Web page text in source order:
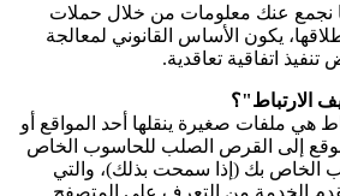
نجمع عنك معلومات من خلال حملات
يكون الأساس القانوني لمعالجة
اتفاقية تعاقدية.
الارتباط"؟
هي ملفات صغيرة ينقلها أحد المواقع أو
إلى القرص الصلب للحاسوب الخاص
الخاص بك (إذا سمحت بذلك)، والتي
الخدمة من التعرف على المتصفح